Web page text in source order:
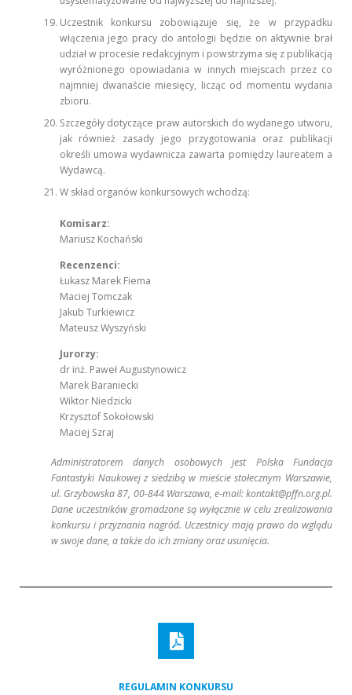
Uczestnik konkursu zobowiązuje się, że w przypadku
włączenia jego pracy do antologii będzie on aktywnie brał
udział w procesie redakcyjnym i powstrzyma się z publikacją
wyróżnionego opowiadania w innych miejscach przez co
najmniej dwanaście miesięcy, licząc od momentu wydania
zbioru.
Szczegóły dotyczące praw autorskich do wydanego utworu,
jak również zasady jego przygotowania oraz publikacji
określi umowa wydawnicza zawarta pomiędzy laureatem a
Wydawcą.
W skład organów konkursowych wchodzą:
Komisarz:
Mariusz Kochański
Recenzenci:
Łukasz Marek Fiema
Maciej Tomczak
Jakub Turkiewicz
Mateusz Wyszyński
Jurorzy:
dr inż. Paweł Augustynowicz
Marek Baraniecki
Wiktor Niedzicki
Krzysztof Sokołowski
Maciej Szraj
Administratorem danych osobowych jest Polska Fundacja
Fantastyki Naukowej z siedzibą w mieście stołecznym Warszawie,
ul. Grzybowska 87, 00-844 Warszawa, e-mail: kontakt@pffn.org.pl.
Dane uczestników gromadzone są wyłącznie w celu zrealizowania
konkursu i przyznania nagród. Uczestnicy mają prawo do wglądu
w swoje dane, a także do ich zmiany oraz usunięcia.
REGULAMIN KONKURSU